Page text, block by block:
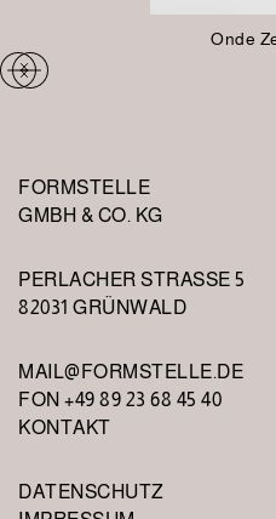
Onde
FORMSTELLE
GMBH & CO. KG
PERLACHER STRASSE 5
82031 GRÜNWALD
MAIL@FORMSTELLE.DE
FON +49 89 23 68 45 40
KONTAKT
DATENSCHUTZ